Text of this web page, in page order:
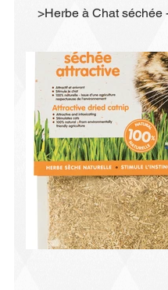
>Herbe à Chat séchée